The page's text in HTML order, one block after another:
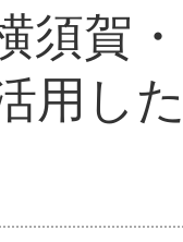
須賀
用し